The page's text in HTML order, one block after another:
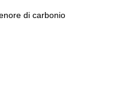
di carbonio